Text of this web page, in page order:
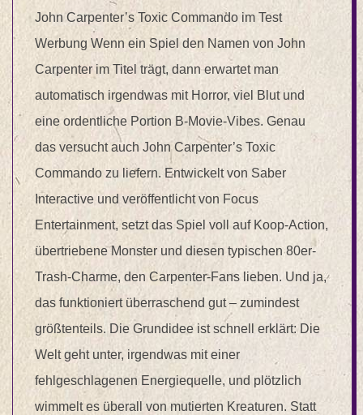
John Carpenter’s Toxic Commando im Test
Werbung Wenn ein Spiel den Namen von John
Carpenter im Titel trägt, dann erwartet man
automatisch irgendwas mit Horror, viel Blut und
eine ordentliche Portion B-Movie-Vibes. Genau
das versucht auch John Carpenter’s Toxic
Commando zu liefern. Entwickelt von Saber
Interactive und veröffentlicht von Focus
Entertainment, setzt das Spiel voll auf Koop-Action,
übertriebene Monster und diesen typischen 80er-
Trash-Charme, den Carpenter-Fans lieben. Und ja,
das funktioniert überraschend gut – zumindest
größtenteils. Die Grundidee ist schnell erklärt: Die
Welt geht unter, irgendwas mit einer
fehlgeschlagenen Energiequelle, und plötzlich
wimmelt es überall von mutierten Kreaturen. Statt